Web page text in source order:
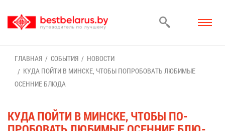
ГЛАВ­НАЯ СО­БЫ­ТИЯ
НО­ВО­СТИ
КУ­ДА ПОЙ­ТИ В МИН­СКЕ, ЧТО­БЫ ПО­ПРО­БО­ВАТЬ ЛЮ­БИ­МЫЕ
ОСЕН­НИЕ БЛЮ­ДА
КУ­ДА ПОЙ­ТИ В МИН­СКЕ, ЧТО­БЫ ПО­